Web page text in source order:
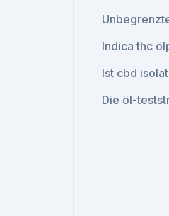
Indica thc
Ist cbd
Die öl-